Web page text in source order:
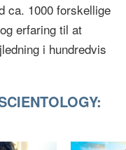
ca. 1000 forskellige
erfaring til at
i hundredvis